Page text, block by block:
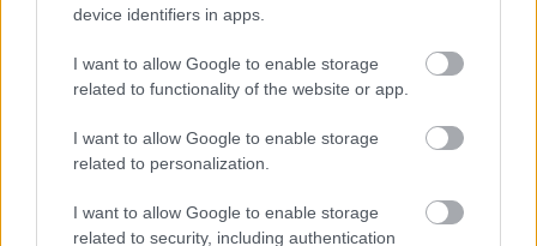
device identifiers in apps.
I want to allow Google to enable storage
related to functionality of the website or app.
I want to allow Google to enable storage
related to personalization.
I want to allow Google to enable storage
related to security, including authentication
#vaják #witcher #geralt #netflix
#henry